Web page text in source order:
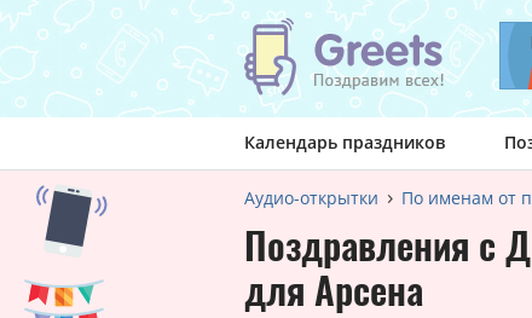
Календарь праздников
Аудио-открытки По именам от
Поздравления с
для Арсена